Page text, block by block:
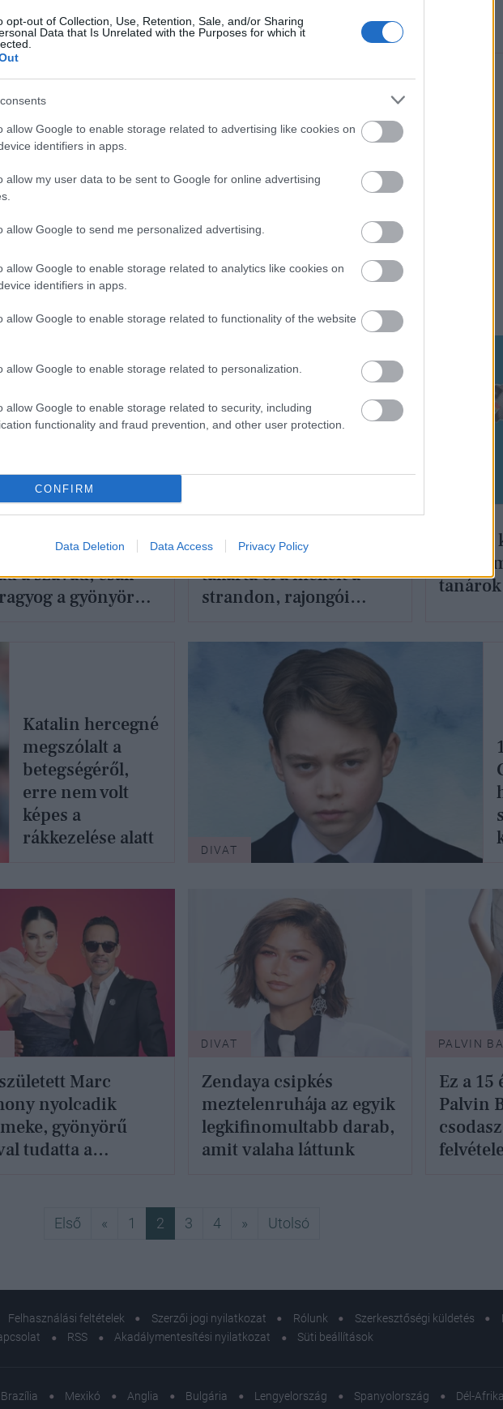
opt-out of Collection, Use, Retention, Sale, and/or Sharing
Data that Is Unrelated with the Purposes for which it
allow Google to enable storage related to advertising like cookies on
identifiers in apps.
allow my user data to be sent to Google for online advertising
allow Google to send me personalized advertising.
allow Google to enable storage related to analytics like cookies on
identifiers in apps.
allow Google to enable storage related to functionality of the website
allow Google to enable storage related to personalization.
allow Google to enable storage related to security, including
functionality and fraud prevention, and other user protection.
CONFIRM
Data Deletion Data Access Privacy Policy
DIVAT
Budapestről
Leclerc, ezt szereti
fővárosban a Ferrari
szettjétől
a szavad, csak
a gyönyörű
egy zacskó chipsszel
takarta el a melleit a
strandon, rajongói
videóját
Kvíz:
hiba,
tanárok
Katalin hercegné
megszólalt a
betegségéről,
erre nem volt
képes a
rákkezelése alatt
DIVAT
Marc
nyolcadik
gyönyörű
tudatta a
DIVAT
Zendaya csipkés
meztelenruhája az egyik
legkifinomultabb darab,
amit valaha láttunk
PALVIN
Ez a 15
Palvin
ElsőElső
«Előző1 2 3 4 »Következő
UtolsóUtolsó
Felhasználási feltételek Szerzői jogi nyilatkozat Rólunk Szerkesztőségi küldetés
RSS Akadálymentesítési nyilatkozat Süti beállítások
Brazília Mexikó Anglia Bulgária Lengyelország Spanyolország Dél-Afrika